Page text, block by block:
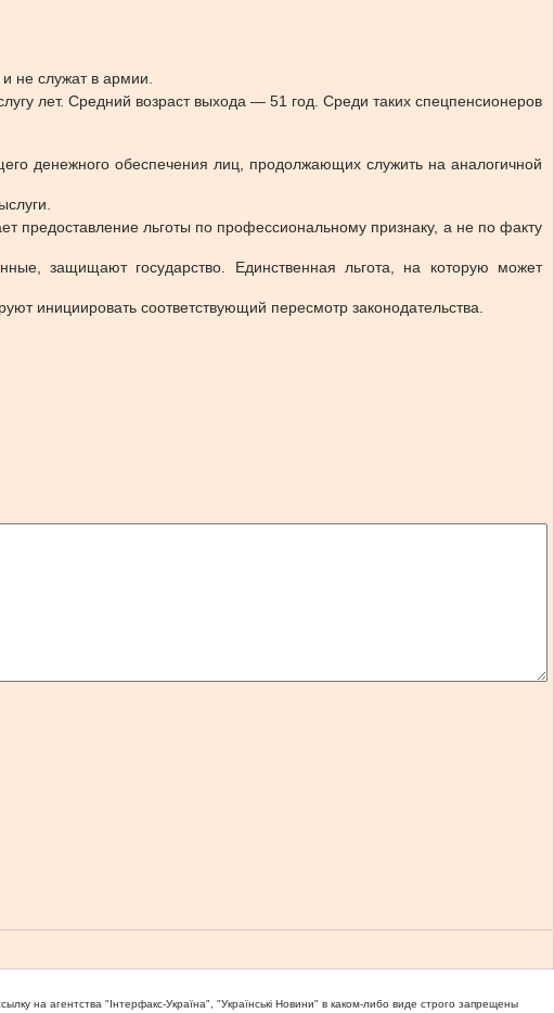
не служат в армии.
лет. Средний возраст выхода — 51 год. Среди таких спецпенсионеров
денежного обеспечения лиц, продолжающих служить на аналогичной
предоставление льготы по профессиональному признаку, а не по факту
защищают государство. Единственная льгота, на которую может
инициировать соответствующий пересмотр законодательства.
на агентства "Iнтерфакс-Україна", "Українськi Новини" в каком-либо виде строго запрещены